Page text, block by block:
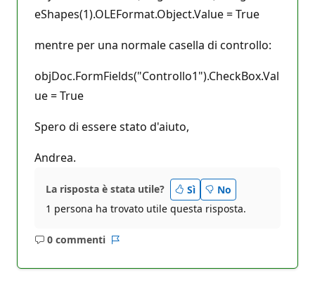
eShapes(1).OLEFormat.Object.Value = True
mentre per una normale casella di controllo:
objDoc.FormFields("Controllo1").CheckBox.Val
ue = True
Spero di essere stato d'aiuto,
Andrea.
La risposta è stata utile? Sì
No
1 persona ha trovato utile questa risposta.
0 commenti
Nessun